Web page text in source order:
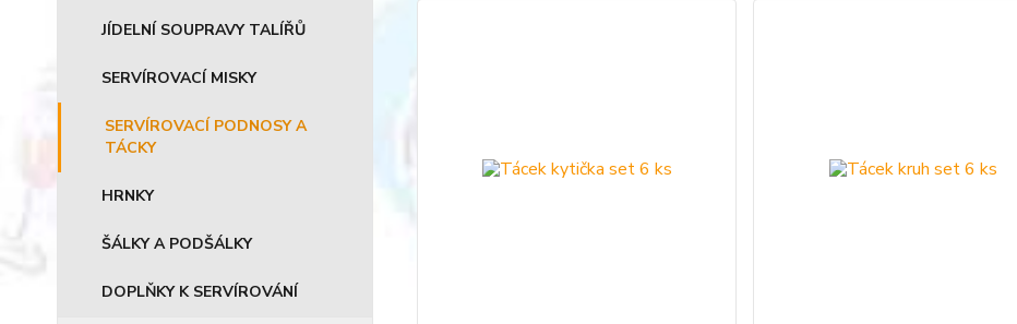
JÍDELNÍ SOUPRAVY TALÍŘŮ
SERVÍROVACÍ MISKY
SERVÍROVACÍ PODNOSY A
TÁCKY
HRNKY
ŠÁLKY A PODŠÁLKY
DOPLŇKY K SERVÍROVÁNÍ